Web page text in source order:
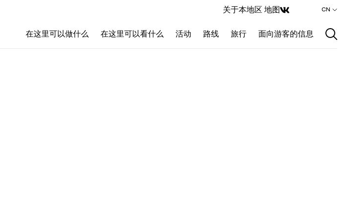
关于本地区 地图 CN
在这里可以做什么 在这里可以看什么 活动 路线 旅行 面向游客的信息